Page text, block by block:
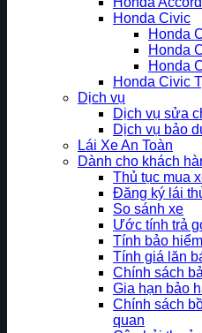
Honda Civic
Honda
Honda
Honda
Honda Civic
Dịch vụ
Dịch vụ sửa
Dịch vụ bảo
Lái Xe An Toàn
Dành cho khách
Thủ tục mua
Đăng ký lái
So sánh xe
Ước tính trả
Tính bảo
Tính giá lăn
Chính sách
Gia hạn bảo
Chính sách
quan